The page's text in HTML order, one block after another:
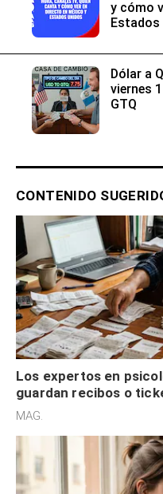
y cómo
Estados
Dólar a
viernes
GTQ
CONTENIDO
Los expertos en
guardan recibos o
son acumuladores,
MAG.